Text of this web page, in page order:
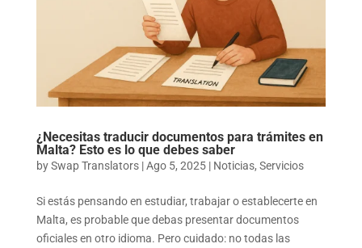
¿Necesitas traducir documentos para trámites en
Malta? Esto es lo que debes saber
bySwap Translators|Ago 5, 2025| Noticias, Servicios
Si estás pensando en estudiar, trabajar o establecerte en
Malta, es probable que debas presentar documentos
oficiales en otro idioma. Pero cuidado: no todas las